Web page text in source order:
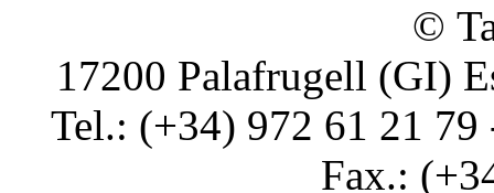
©
17200 Palafrugell (GI)
Tel.: (+34) 972 61 21
Fax.: